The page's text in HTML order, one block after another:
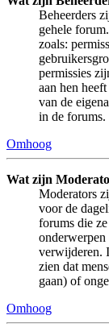
Beheerders
gehele
zoals:
permissies
aan hen
van de
in de forums.
Omhoog
Wat zijn
Moderators
voor de
forums die
onderwerpen
verwijderen.
zien dat
gaan) of
Omhoog